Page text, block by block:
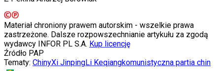
Budowa i remont
Architektura i design
Kupno i wynajem
Film
Aktualności
Materiał chroniony prawem autorskim - wszelkie prawa
zastrzeżone. Dalsze rozpowszechnianie artykułu za zgodą
wydawcy INFOR PL S.A. Kup licencję
Źródło PAP
Tematy: ChinyXi JinpingLi Keqiangkomunistyczna partia chin